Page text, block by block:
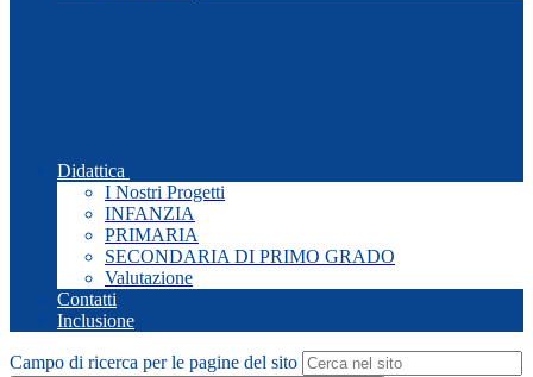
Didattica
I Nostri Progetti
INFANZIA
PRIMARIA
SECONDARIA DI PRIMO GRADO
Valutazione
Contatti
Inclusione
Campo di ricerca per le pagine del sito